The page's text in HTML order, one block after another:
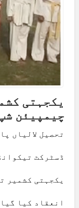
یکجہتی
چیمپیئن
تحصیل لالیاں
ڈسٹرکٹ
یکجہتی کشمیر
انعقاد کیا